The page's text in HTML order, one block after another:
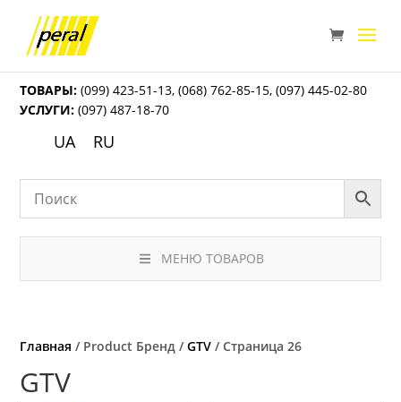
ТОВАРЫ: (099) 423-51-13,(068) 762-85-15,(097) 445-02-80
УСЛУГИ: (097) 487-18-70
UA RU
МЕНЮ ТОВАРОВ
Главная / Product Бренд /GTV / Страница 26
GTV